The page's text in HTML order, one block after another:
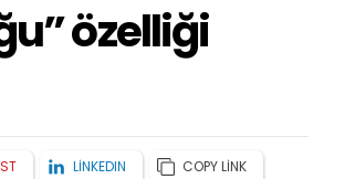
özelliği
LINKEDIN COPY LINK